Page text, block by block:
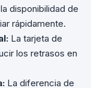
la disponibilidad de
rápidamente.
La tarjeta de
los retrasos en
La diferencia de